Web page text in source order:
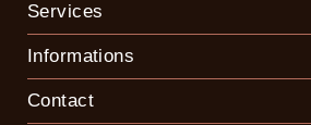
Services
Informations
Contact